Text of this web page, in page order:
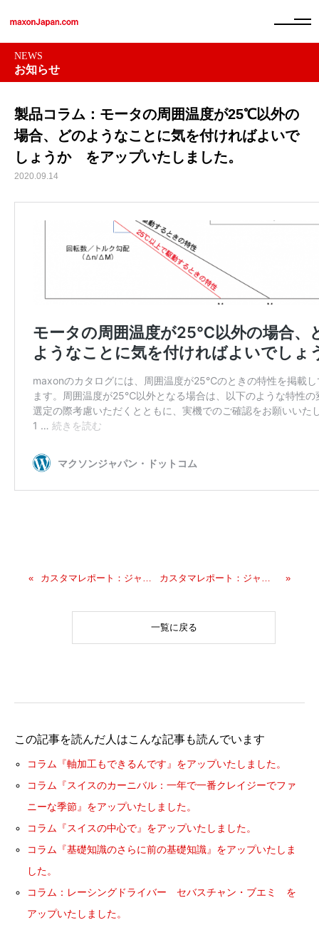
NEWS
お知らせ
製品コラム：モータの周囲温度が25℃以外の
場合、どのようなことに気を付ければよいで
しょうか をアップいたしました。
2020.09.14
カスタマレポート：ジャパンマイコンカーラリー2020全国大会 4位（Advanced) 香川県立観音寺総合高等学校 をアップいたしました。
一覧に戻る
カスタマレポート：ジャパンマイコンカーラリー2020全国大会 準優勝（Advanced) 熊本工業高等学校 をアップいたしました。
この記事を読んだ人はこんな記事も読んでいます
コラム『軸加工もできるんです』をアップいたしました。
コラム『スイスのカーニバル：一年で一番クレイジーでファ
ニーな季節』をアップいたしました。
コラム『スイスの中心で』をアップいたしました。
コラム『基礎知識のさらに前の基礎知識』をアップいたしま
した。
コラム：レーシングドライバー セバスチャン・ブエミ を
アップいたしました。